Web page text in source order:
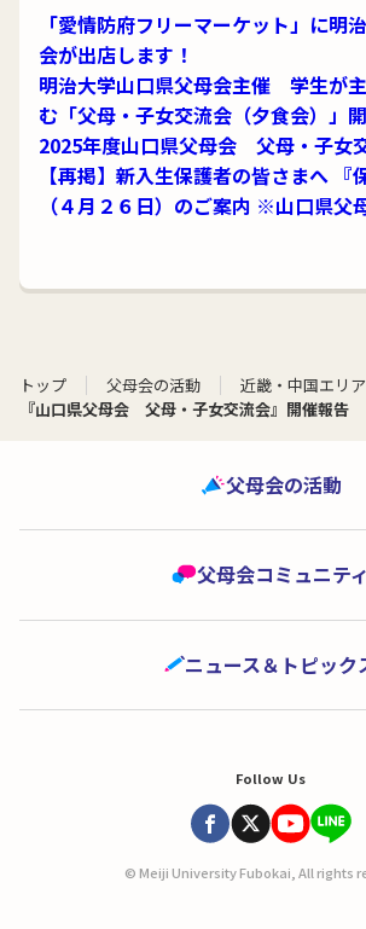
「愛情防府フリーマーケット」に明
会が出店します！
明治大学山口県父母会主催 学生が
む「父母・子女交流会（夕食会）」
2025年度山口県父母会 父母・子女
【再掲】新入生保護者の皆さまへ 『
（４月２６日）のご案内 ※山口県父
トップ 父母会の活動 近畿・中国エリア
『山口県父母会 父母・子女交流会』開催報告
父母会の活動
父母会コミュニティ
ニュース＆トピック
Follow Us
© Meiji University Fubokai, All rights